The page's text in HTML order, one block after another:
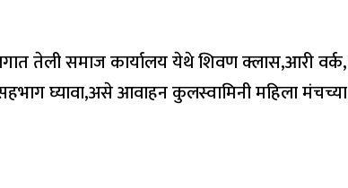
तेली समाज कार्यालय येथे शिवण
घ्यावा,असे आवाहन कुलस्वामिनी महिला